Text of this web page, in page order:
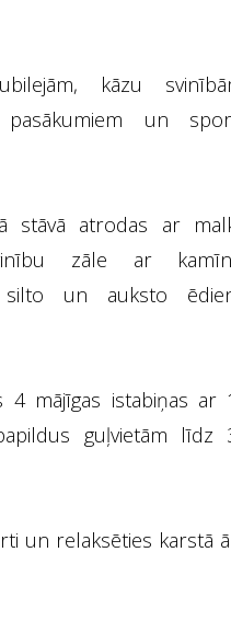
kāzu
un
stāvā atrodas ar
zāle ar
silto un auksto
4 mājīgas istabiņas ar
guļvietām līdz
un relaksēties karstā